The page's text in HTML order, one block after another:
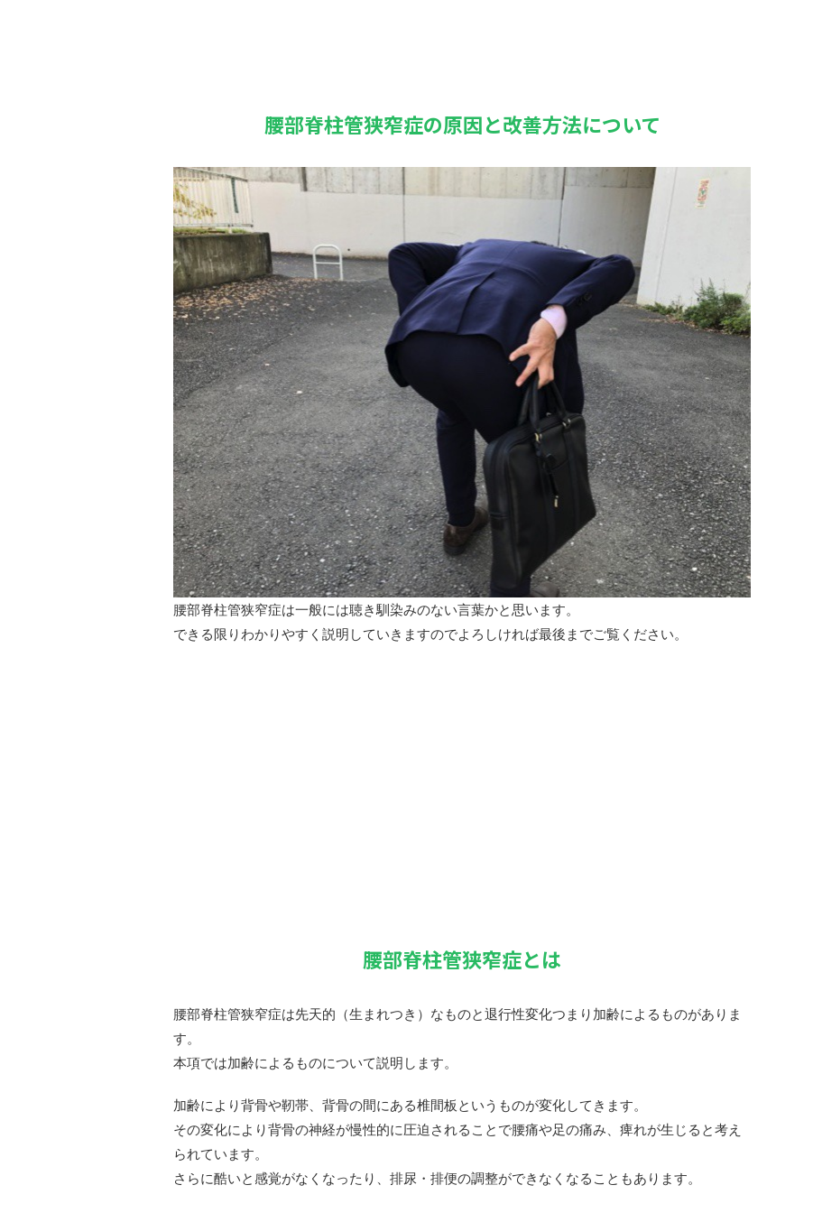
腰部脊柱管狭窄症の原因と改善方法について
腰部脊柱管狭窄症は一般には聴き馴染みのない言葉かと思います。
できる限りわかりやすく説明していきますのでよろしければ最後までご覧ください。
腰部脊柱管狭窄症とは
腰部脊柱管狭窄症は先天的（生まれつき）なものと退行性変化つまり加齢によるものがありま
す。
本項では加齢によるものについて説明します。
加齢により背骨や靭帯、背骨の間にある椎間板というものが変化してきます。
その変化により背骨の神経が慢性的に圧迫されることで腰痛や足の痛み、痺れが生じると考え
られています。
さらに酷いと感覚がなくなったり、排尿・排便の調整ができなくなることもあります。